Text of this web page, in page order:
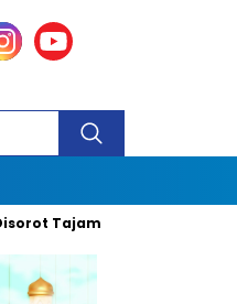
Dugaan Pungli